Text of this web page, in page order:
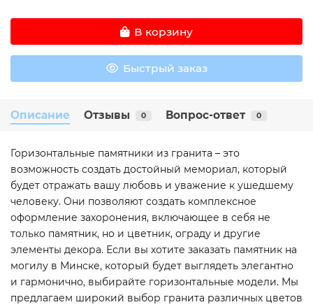
В корзину
Быстрый заказ
Описание Отзывы 0 Вопрос-ответ 0
Горизонтальные памятники из гранита – это
возможность создать достойный мемориал, который
будет отражать вашу любовь и уважение к ушедшему
человеку. Они позволяют создать комплексное
оформление захоронения, включающее в себя не
только памятник, но и цветник, ограду и другие
элементы декора. Если вы хотите заказать памятник на
могилу в Минске, который будет выглядеть элегантно
и гармонично, выбирайте горизонтальные модели. Мы
предлагаем широкий выбор гранита различных цветов